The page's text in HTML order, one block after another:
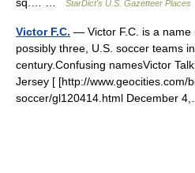
StarDict's U.S. Gazetteer Places
Victor F.C. — Victor F.C. is a name
possibly three, U.S. soccer teams
century.Confusing namesVictor
Jersey [ [http://www.geocities.com/
soccer/gl120414.html December